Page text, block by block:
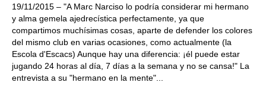
19/11/2015 – "A Marc Narciso lo podría considerar mi hermano
y alma gemela ajedrecística perfectamente, ya que
compartimos muchísimas cosas, aparte de defender los colores
del mismo club en varias ocasiones, como actualmente (la
Escola d'Escacs) Aunque hay una diferencia: ¡él puede estar
jugando 24 horas al día, 7 días a la semana y no se cansa!" La
entrevista a su "hermano en la mente"...